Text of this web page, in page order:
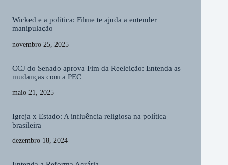
Wicked e a política: Filme te ajuda a entender
manipulação
novembro 25, 2025
CCJ do Senado aprova Fim da Reeleição: Entenda as
mudanças com a PEC
maio 21, 2025
Igreja x Estado: A influência religiosa na política
brasileira
dezembro 18, 2024